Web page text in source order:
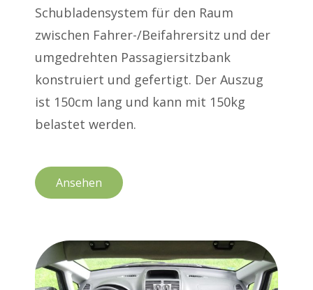
Schubladensystem für den Raum
zwischen Fahrer-/Beifahrersitz und der
umgedrehten Passagiersitzbank
konstruiert und gefertigt. Der Auszug
ist 150cm lang und kann mit 150kg
belastet werden.
Ansehen